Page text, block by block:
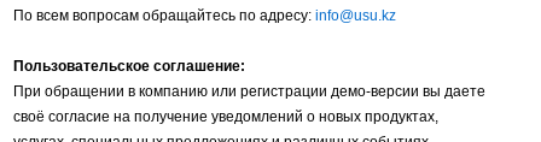
По всем вопросам обращайтесь по адресу:info@usu.kz
Пользовательское соглашение:
При обращении в компанию или регистрации демо-версии вы даете
своё согласие на получение уведомлений о новых продуктах,